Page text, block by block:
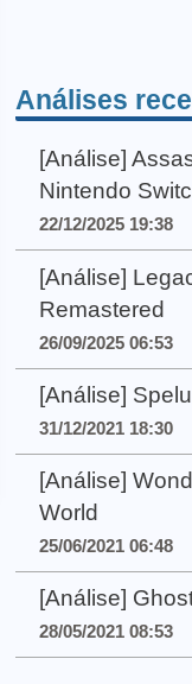
Análises
[Análise]
Nintendo
22/12/2025 19:38
[Análise]
Remastered
26/09/2025 06:53
[Análise]
31/12/2021 18:30
[Análise]
World
25/06/2021 06:48
[Análise]
28/05/2021 08:53